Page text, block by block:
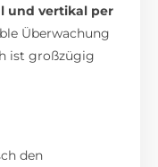
und vertikal per
Überwachung
ist großzügig
den